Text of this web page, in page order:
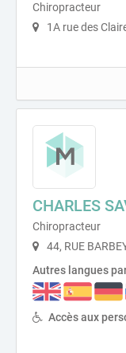
Chiropracteur
1A rue des
CHARLES
Chiropracteur
44, RUE
Autres langues
Accès aux